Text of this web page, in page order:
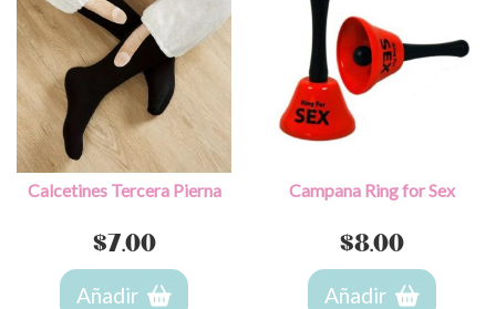
Calcetines Tercera Pierna
$7.00
Añadir
Campana Ring for Sex
$8.00
Añadir